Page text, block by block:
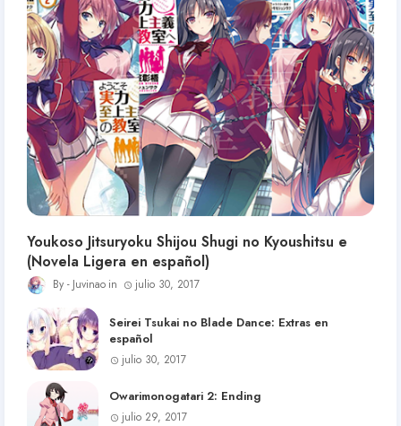
Youkoso Jitsuryoku Shijou Shugi no Kyoushitsu e
(Novela Ligera en español)
Juvinao julio 30, 2017
Seirei Tsukai no Blade Dance: Extras en
español
julio 30, 2017
Owarimonogatari 2: Ending
julio 29, 2017